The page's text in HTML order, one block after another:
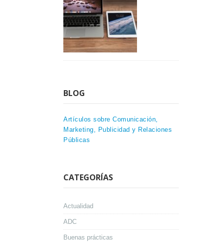
BLOG
Artículos sobre Comunicación,
Marketing, Publicidad y Relaciones
Públicas
CATEGORÍAS
Actualidad
ADC
Buenas prácticas